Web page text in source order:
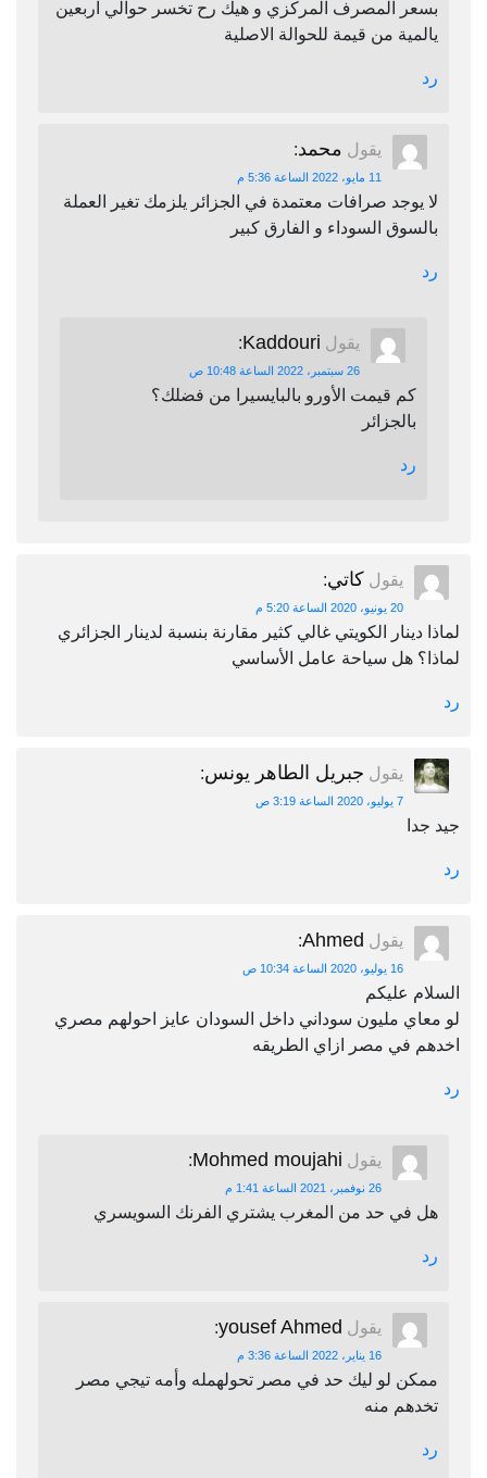
بسعر المصرف المركزي و هيك رح تخسر حوالي اربعين
يالمية من قيمة للحوالة الاصلية
رد
يقول محمد:
11 مايو، 2022 الساعة 5:36 م
لا يوجد صرافات معتمدة في الجزائر يلزمك تغير العملة
بالسوق السوداء و الفارق كبير
رد
يقول Kaddouri
:
26 سبتمبر، 2022 الساعة 10:48 ص
كم قيمت الأورو بالبايسيرا من فضلك؟
بالجزائر
رد
يقول كاتي:
20 يونيو، 2020 الساعة 5:20 م
لماذا دينار الكويتي غالي كثير مقارنة بنسبة لدينار الجزائري
لماذا؟ هل سياحة عامل الأساسي
رد
يقول جبريل الطاهر يونس:
7 يوليو، 2020 الساعة 3:19 ص
جيد جدا
رد
يقول Ahmed
:
16 يوليو، 2020 الساعة 10:34 ص
السلام عليكم
لو معاي مليون سوداني داخل السودان عايز احولهم مصري
اخدهم في مصر ازاي الطريقه
رد
يقول Mohmed moujahi
:
26 نوفمبر، 2021 الساعة 1:41 م
هل في حد من المغرب يشتري الفرنك السويسري
رد
يقول yousef Ahmed
:
16 يناير، 2022 الساعة 3:36 م
ممكن لو ليك حد في مصر تحولهمله وأمه تيجي مصر
تخدهم منه
رد